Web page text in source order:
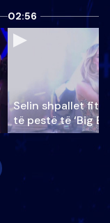
02:56
Selin shpallet
të pestë të ‘Big